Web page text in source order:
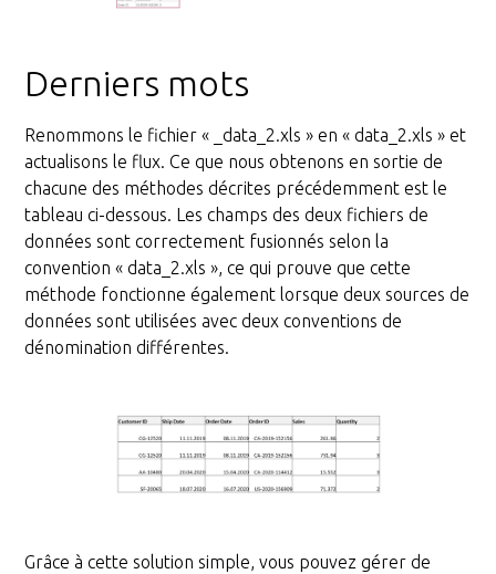
Derniers mots
Renommons le fichier « _data_2.xls » en « data_2.xls » et
actualisons le flux. Ce que nous obtenons en sortie de
chacune des méthodes décrites précédemment est le
tableau ci-dessous. Les champs des deux fichiers de
données sont correctement fusionnés selon la
convention « data_2.xls », ce qui prouve que cette
méthode fonctionne également lorsque deux sources de
données sont utilisées avec deux conventions de
dénomination différentes.
Grâce à cette solution simple, vous pouvez gérer de